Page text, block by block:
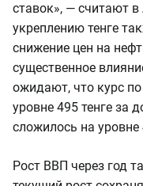
ставок», — считают
укреплению тенге
снижение цен на
существенное
ожидают, что курс
уровне 495 тенге за
сложилось на уровне
Рост ВВП через год